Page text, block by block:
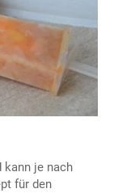
kann je nach
für den